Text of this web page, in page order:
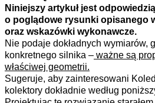
Niniejszy artykuł jest
o poglądowe rysunki opisanego
oraz wskazówki wykonawcze.
Nie podaje dokładnych wymiarów,
konkretnego silnika – ważne są
właściwej geometrii.
Sugeruje, aby zainteresowani
kolektory dokładnie według